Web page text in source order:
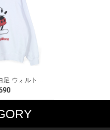
ミッキーマウス 白足 ウォルトディズニーオフィシャル スウェット ホワイト WALT DISNEY WORLD ウォルトディズニーオフィシャル サイズXL相当 古着 CF0995